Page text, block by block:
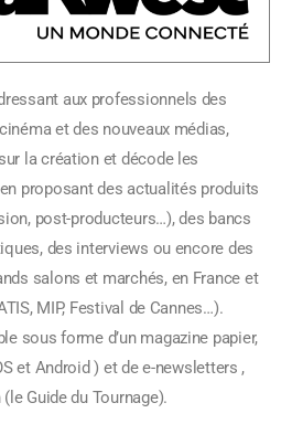
aux professionnels des
et des nouveaux médias,
la création et décode les
proposant des actualités produits
post-producteurs…), des bancs
des interviews ou encore des
salons et marchés, en France et
MIP, Festival de Cannes…).
sous forme d’un magazine papier,
et Android ) et de e-newsletters ,
Guide du Tournage).